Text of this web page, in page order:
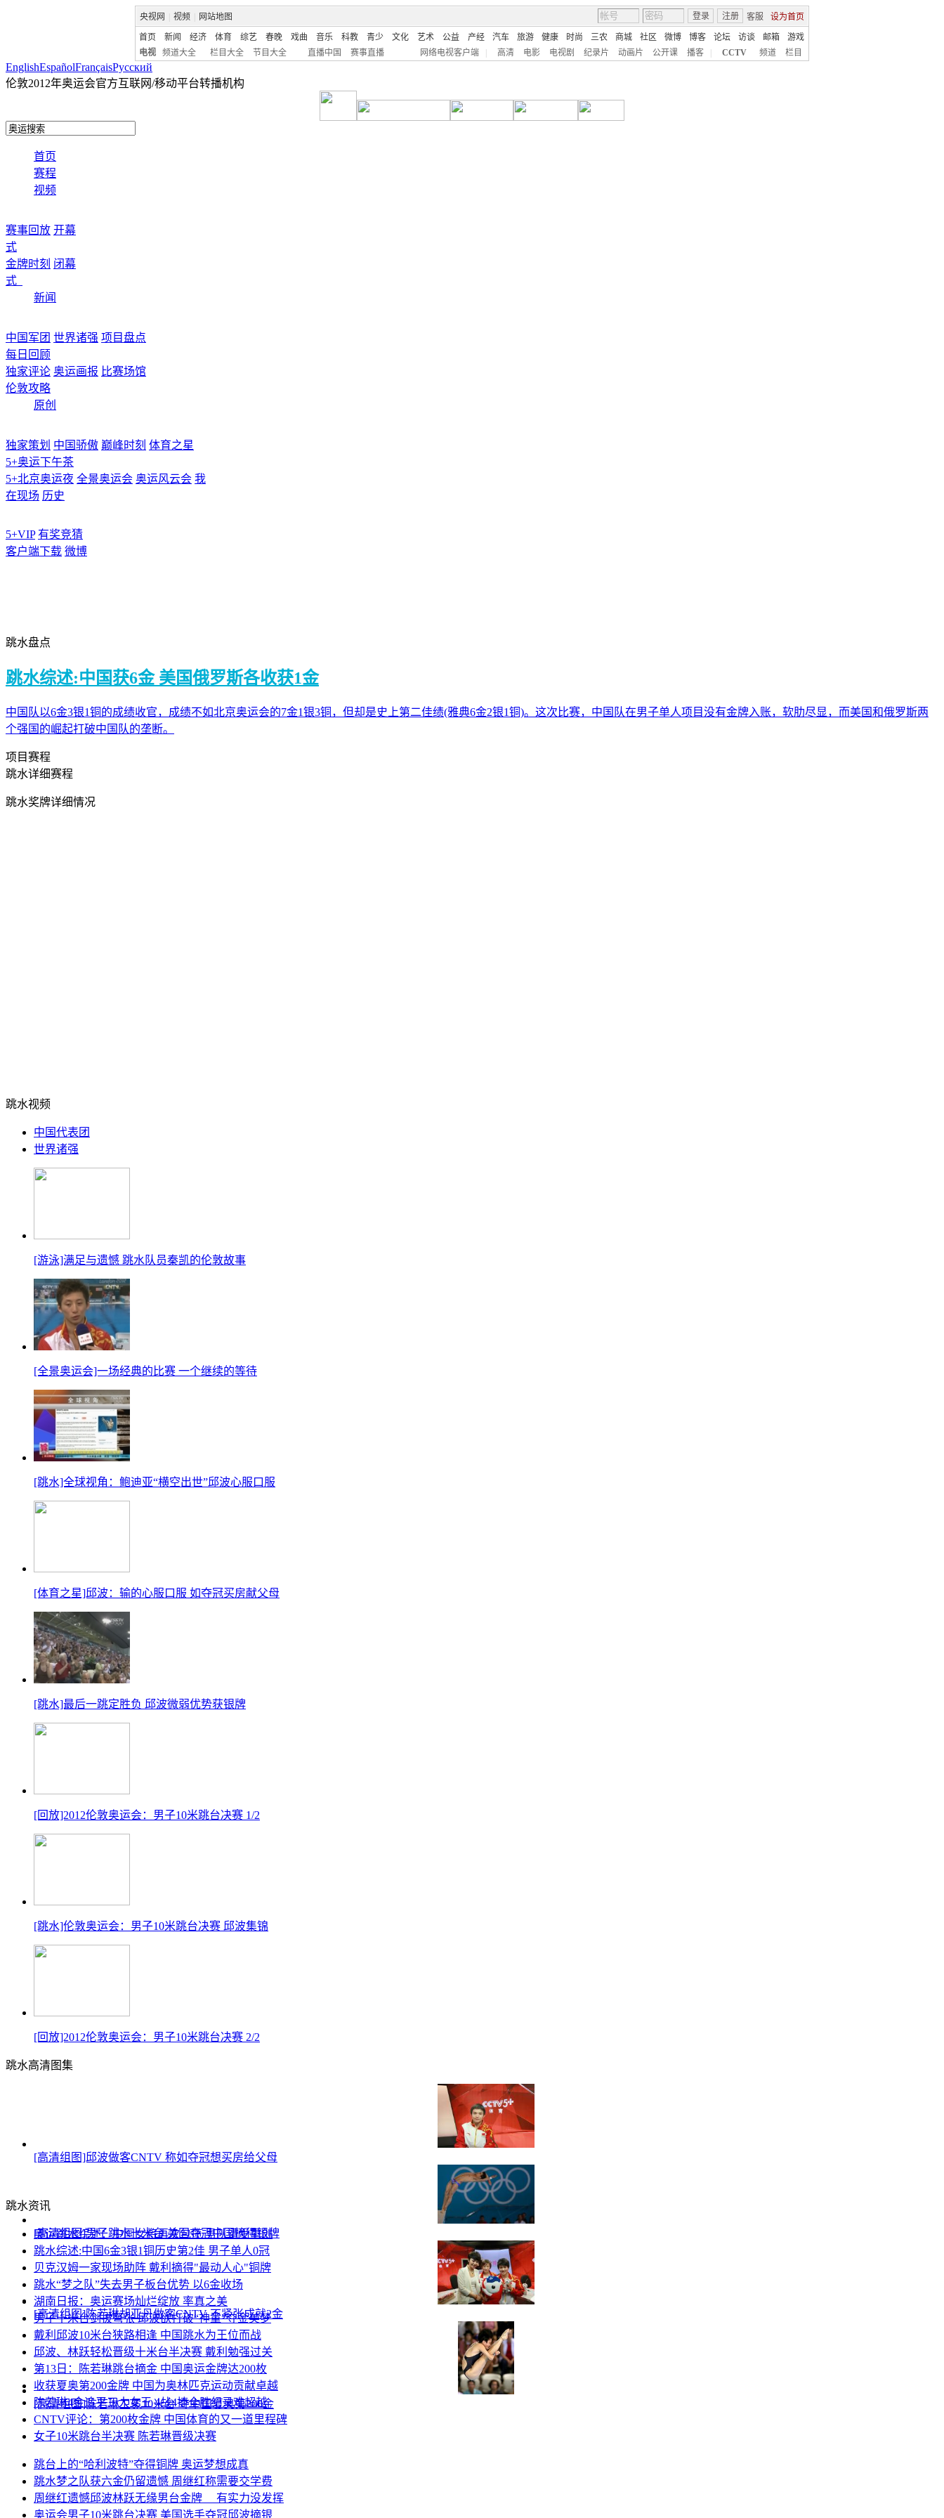
央视网 视频 网站地图 客服 设为首页
登录 注册
首页 新闻 经济 体育 综艺 春晚 戏曲 音乐 科教 青少 文化 艺术 公益 产经 汽车 旅游 健康 时尚 三农 商城 社区 微博 博客 论坛 访谈 邮箱
游戏
电视
频道大全 栏目大全 节目大全 直播中国 赛事直播 网络电视客户端 高清 电影 电视剧 纪录片 动画片 公开课 播客 CCTV 频道 栏目
EnglishEspañolFrançaisPусский
伦敦2012年奥运会官方互联网/移动平台转播机构
首页
赛程
视频
赛事回放 开幕
式
金牌时刻 闭幕
式
新闻
中国军团 世界诸强 项目盘点
每日回顾
独家评论 奥运画报 比赛场馆
伦敦攻略
原创
独家策划 中国骄傲 巅峰时刻 体育之星
5+奥运下午茶
5+北京奥运夜 全景奥运会 奥运风云会 我
在现场 历史
5+VIP 有奖竞猜
客户端下载 微博
跳水盘点
跳水综述:中国获6金 美国俄罗斯各收获1金
中国队以6金3银1铜的成绩收官，成绩不如北京奥运会的7金1银3铜，但却是史上第二佳绩(雅典6金2银1铜)。这次比赛，中国队在男子单人项目没有金牌入账，软肋尽显，而美国和俄罗斯两
个强国的崛起打破中国队的垄断。
项目赛程
跳水详细赛程
跳水奖牌详细情况
跳水视频
中国代表团
世界诸强
[游泳]满足与遗憾 跳水队员秦凯的伦敦故事
[全景奥运会]一场经典的比赛 一个继续的等待
[跳水]全球视角：鲍迪亚“横空出世”邱波心服口服
[体育之星]邱波：输的心服口服 如夺冠买房献父母
[跳水]最后一跳定胜负 邱波微弱优势获银牌
[回放]2012伦敦奥运会：男子10米跳台决赛 1/2
[跳水]伦敦奥运会：男子10米跳台决赛 邱波集锦
[回放]2012伦敦奥运会：男子10米跳台决赛 2/2
跳水高清图集
[高清组图]邱波做客CNTV 称如夺冠想买房给父母
[高清组图]男子跳水十米台 美国夺冠中国摘得银牌
[高清组图]陈若琳胡亚丹做客CNTV 不紧张成就2金
[高清组图]陈若琳卫冕10米台 夺中国夏奥第200金
跳水资讯
奥运跳水综述：中国女将再次包揽 男队遭受重创
跳水综述:中国6金3银1铜历史第2佳 男子单人0冠
贝克汉姆一家现场助阵 戴利摘得"最动人心"铜牌
跳水“梦之队”失去男子板台优势 以6金收场
湖南日报：奥运赛场灿烂绽放 率真之美
男子十米台剑拔弩张 邱波欲打破“神童”夺金美梦
戴利邱波10米台狭路相逢 中国跳水为王位而战
邱波、林跃轻松晋级十米台半决赛 戴利勉强过关
第13日：陈若琳跳台摘金 中国奥运金牌达200枚
收获夏奥第200金牌 中国为奥林匹克运动贡献卓越
陈若琳4金追平三大女王 4战4捷全胜纪录难超越
CNTV评论：第200枚金牌 中国体育的又一道里程碑
女子10米跳台半决赛 陈若琳晋级决赛
跳台上的“哈利波特”夺得铜牌 奥运梦想成真
跳水梦之队获六金仍留遗憾 周继红称需要交学费
周继红遗憾邱波林跃无缘男台金牌 有实力没发挥
奥运会男子10米跳台决赛 美国选手夺冠邱波摘银